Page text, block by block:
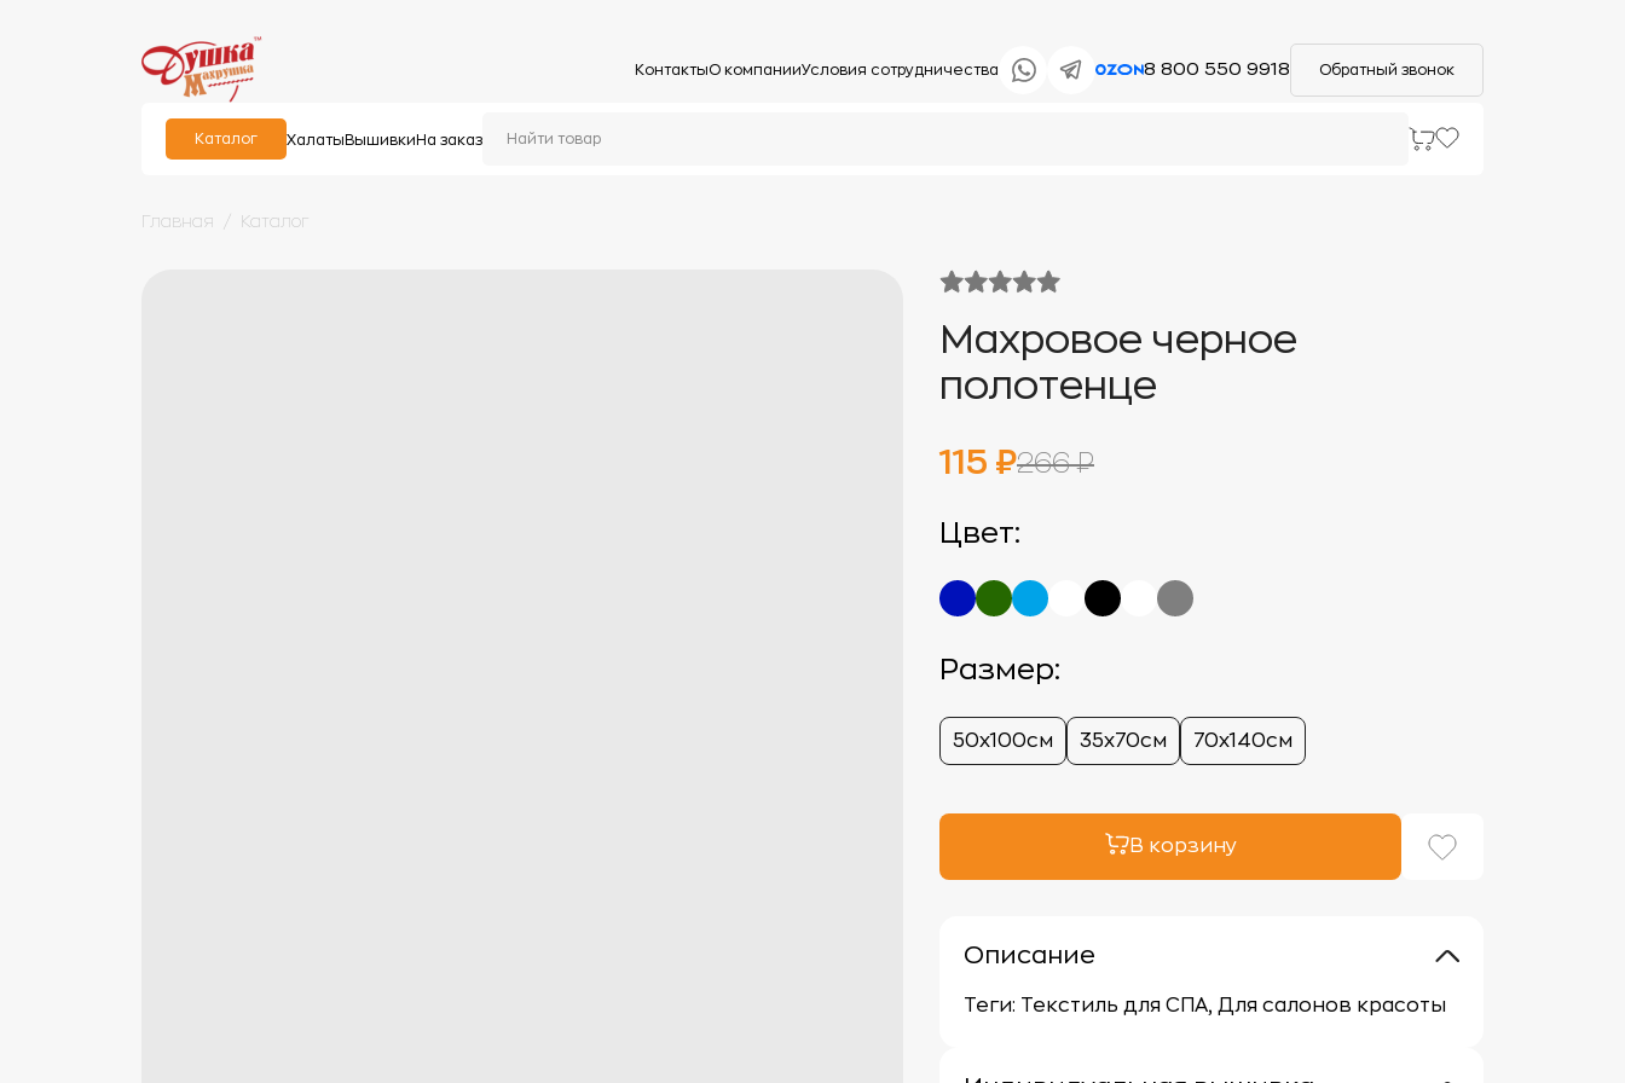
КонтактыО компанииУсловия сотрудничества 8 800 550 9918 Обратный звонок
Каталог Халаты Вышивки На заказ
Главная Каталог
Махровое черное
полотенце
115 ₽266 ₽
Цвет:
Размер:
50х100см 35х70см 70х140см
В корзину
Описание
Теги: Текстиль для СПА, Для салонов красоты